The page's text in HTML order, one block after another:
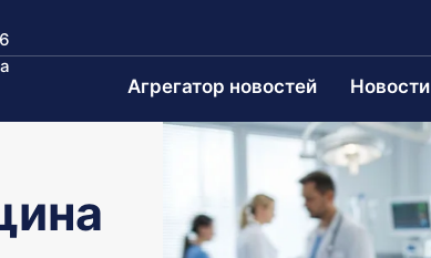
Агрегатор новостей Новости